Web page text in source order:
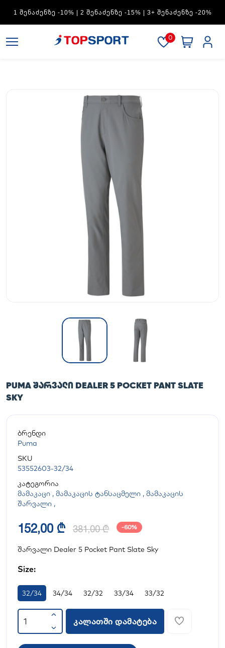
ᲨᲔᲜᲐᲫᲔᲜᲖᲔ -30%
0
PUMA ᲨᲐᲠᲕᲐᲚᲘ DEALER 5 POCKET PANT SLATE
SKY
ბრენდი
Puma
SKU
53552603-32/34
კატეგორია
მამაკაცი , მამაკაცის ტანსაცმელი , მამაკაცის
შარვალი ,
152,00 ₾ 381,00 ₾ -60%
შარვალი Dealer 5 Pocket Pant Slate Sky
Size:
32/34 34/34 32/32 33/34 33/32
კალათში დამატება